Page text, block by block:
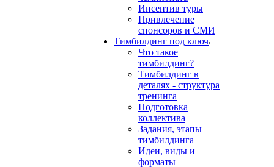
Инсентив туры
Привлечение
спонсоров и СМИ
Тимбилдинг под ключ
Что такое
тимбилдинг?
Тимбилдинг в
деталях - структура
тренинга
Подготовка
коллектива
Задания, этапы
тимбилдинга
Идеи, виды и
форматы